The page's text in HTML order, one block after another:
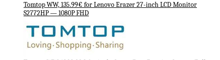
Tomtop WW, 135.99€ for Lenovo Erazer 27-inch LCD Monitor
S2772HP — 1080P FHD